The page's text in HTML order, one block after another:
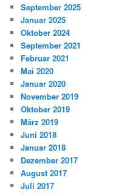
September 2025
Januar 2025
Oktober 2024
September 2021
Februar 2021
Mai 2020
Januar 2020
November 2019
Oktober 2019
März 2019
Juni 2018
Januar 2018
Dezember 2017
August 2017
Juli 2017